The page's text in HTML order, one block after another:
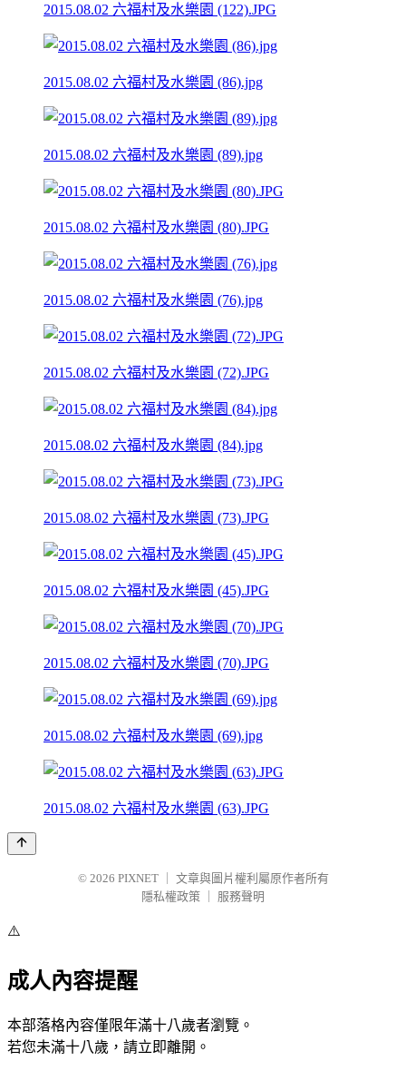
2015.08.02 六福村及水樂園 (122).JPG
2015.08.02 六福村及水樂園 (86).jpg
2015.08.02 六福村及水樂園 (89).jpg
2015.08.02 六福村及水樂園 (80).JPG
2015.08.02 六福村及水樂園 (76).jpg
2015.08.02 六福村及水樂園 (72).JPG
2015.08.02 六福村及水樂園 (84).jpg
2015.08.02 六福村及水樂園 (73).JPG
2015.08.02 六福村及水樂園 (45).JPG
2015.08.02 六福村及水樂園 (70).JPG
2015.08.02 六福村及水樂園 (69).jpg
2015.08.02 六福村及水樂園 (63).JPG
© 2026 PIXNET
文章與圖片權利屬原作者所有
隱私權政策
服務聲明
⚠️
成人內容提醒
本部落格內容僅限年滿十八歲者瀏覽。
若您未滿十八歲，請立即離開。